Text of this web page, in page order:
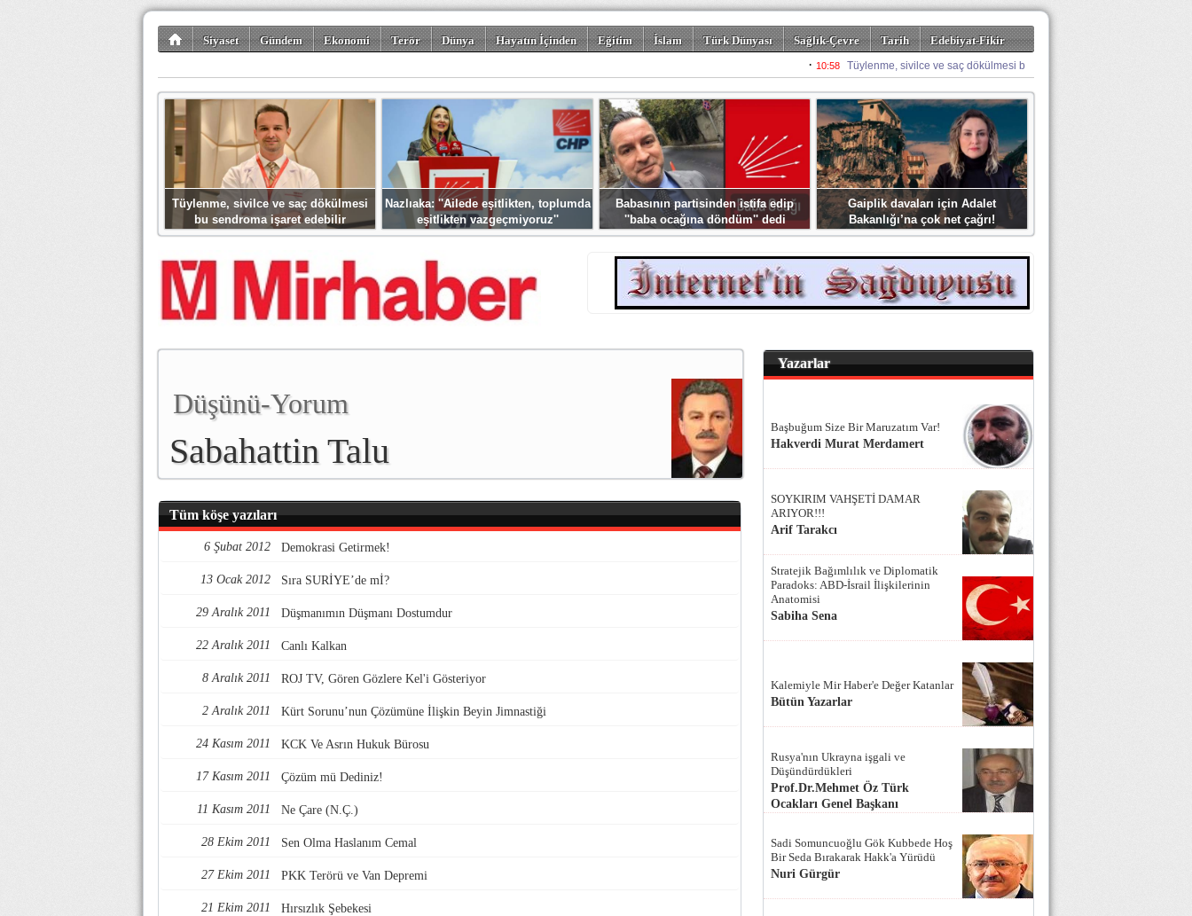
Siyaset Gündem Ekonomi Terör Dünya Hayatın İçinden Eğitim İslam Türk Dünyası Sağlık-Çevre Tarih
Edebiyat-Fikir
Tüylenme, sivilce ve saç dökülmesi
bu sendroma işaret edebilir
Nazlıaka: ''Ailede eşitlikten, toplumda
eşitlikten vazgeçmiyoruz''
Babasının partisinden istifa edip
''baba ocağına döndüm'' dedi
Gaiplik davaları için Adalet
Bakanlığı’na çok net çağrı!
Düşünü-Yorum
Sabahattin Talu
Tüm köşe yazıları
6 Şubat 2012 Demokrasi Getirmek!
13 Ocak 2012 Sıra SURİYE’de mİ?
29 Aralık 2011 Düşmanımın Düşmanı Dostumdur
22 Aralık 2011 Canlı Kalkan
8 Aralık 2011 ROJ TV, Gören Gözlere Kel'i Gösteriyor
2 Aralık 2011 Kürt Sorunu’nun Çözümüne İlişkin Beyin Jimnastiği
24 Kasım 2011 KCK Ve Asrın Hukuk Bürosu
17 Kasım 2011 Çözüm mü Dediniz!
11 Kasım 2011 Ne Çare (N.Ç.)
28 Ekim 2011 Sen Olma Haslanım Cemal
27 Ekim 2011 PKK Terörü ve Van Depremi
21 Ekim 2011 Hırsızlık Şebekesi
Yazarlar
Başbuğum Size Bir Maruzatım Var!
Hakverdi Murat Merdamert
SOYKIRIM VAHŞETİ DAMAR
ARIYOR!!!
Arif Tarakcı
Stratejik Bağımlılık ve Diplomatik
Paradoks: ABD-İsrail İlişkilerinin
Anatomisi
Sabiha Sena
Kalemiyle Mir Haber'e Değer Katanlar
Bütün Yazarlar
Rusya'nın Ukrayna işgali ve
Düşündürdükleri
Prof.Dr.Mehmet Öz Türk
Ocakları Genel Başkanı
Sadi Somuncuoğlu Gök Kubbede Hoş
Bir Seda Bırakarak Hakk'a Yürüdü
Nuri Gürgür